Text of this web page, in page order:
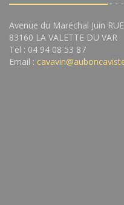
Avenue du Maréchal Juin
83160 LA VALETTE DU VAR
Tel : 04 94 08 53 87
Email :